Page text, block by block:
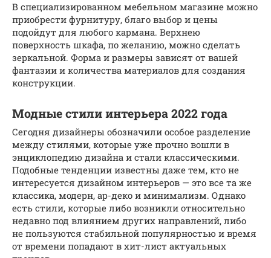
В специализированном мебельном магазине можно
приобрести фурнитуру, благо выбор и цены
подойдут для любого кармана. Верхнею
поверхность шкафа, по желанию, можно сделать
зеркальной. Форма и размеры зависят от вашей
фантазии и количества материалов для создания
конструкции.
Модные стили интерьера 2022 года
Сегодня дизайнеры обозначили особое разделение
между стилями, которые уже прочно вошли в
энциклопедию дизайна и стали классическими.
Подобные тенденции известны даже тем, кто не
интересуется дизайном интерьеров — это все та же
классика, модерн, ар-деко и минимализм. Однако
есть стили, которые либо возникли относительно
недавно под влиянием других направлений, либо
не пользуются стабильной популярностью и время
от времени попадают в хит-лист актуальных